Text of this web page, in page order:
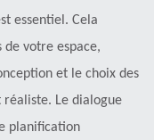
essentiel. Cela
de votre espace,
et le choix des
Le dialogue
planification